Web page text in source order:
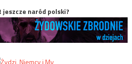
jeszcze naród polski?